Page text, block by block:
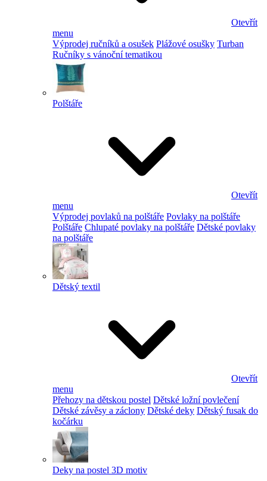
Otevřít
menu
Výprodej ručníků a osušek Plážové osušky Turban
Ručníky s vánoční tematikou
Polštáře
Otevřít
menu
Výprodej povlaků na polštáře Povlaky na polštáře
Polštáře Chlupaté povlaky na polštáře Dětské povlaky
na polštáře
Dětský textil
Otevřít
menu
Přehozy na dětskou postel Dětské ložní povlečení
Dětské závěsy a záclony Dětské deky Dětský fusak do
kočárku
Deky na postel 3D motiv